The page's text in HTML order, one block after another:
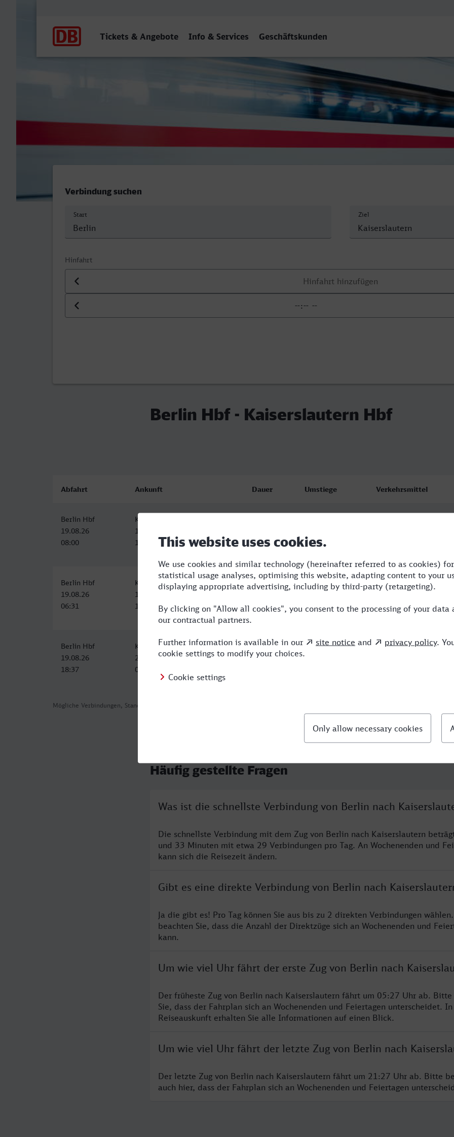
Tickets & Angebote Info & Services Geschäftskunden
Berlin Hbf - Kaiserslautern Hbf
Verbindung suchen
Start Ziel
Hinfahrt
Datum der Hinfahrt
Uhrzeit der Hinfahrt
Berlin Hbf - Kaiserslautern Hbf
Mögliche Verbindungen, Stand: 2026-08-05 09:19
Abfahrt Ankunft Dauer Umstiege Verkehrsmittel
Berlin Hbf
19.08.26
08:00
Kaiserslautern Hbf
19.08.26
13:33
Berlin Hbf
19.08.26
06:31
Kaiserslautern Hbf
19.08.26
12:24
5:53 1 RE,ICE
Berlin Hbf
19.08.26
18:37
Kaiserslautern Hbf
20.08.26
06:09
11:32 2 RB,VLX,ICE
Häufig gestellte Fragen
Was ist die schnellste Verbindung von Berlin nach
Die schnellste Verbindung mit dem Zug von Berlin nach Kaiserslautern
und 33 Minuten mit etwa 29 Verbindungen pro Tag. An Wochenenden und
kann sich die Reisezeit ändern.
Gibt es eine direkte Verbindung von Berlin nach
Ja die gibt es! Pro Tag können Sie aus bis zu 2 direkten Verbindungen
beachten Sie, dass die Anzahl der Direktzüge sich an Wochenenden und
kann.
Um wie viel Uhr fährt der erste Zug von Berlin nach
Der früheste Zug von Berlin nach Kaiserslautern fährt um 05:27 Uhr ab. Bitte
Sie, dass der Fahrplan sich an Wochenenden und Feiertagen unterscheidet.
Reiseauskunft erhalten Sie alle Informationen auf einen Blick.
Um wie viel Uhr fährt der letzte Zug von Berlin nach
Der letzte Zug von Berlin nach Kaiserslautern fährt um 21:27 Uhr ab. Bitte
auch hier, dass der Fahrplan sich an Wochenenden und Feiertagen